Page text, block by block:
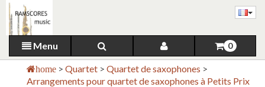
Menu 0
home > Quartet > Quartet de saxophones >
Arrangements pour quartet de saxophones à Petits Prix